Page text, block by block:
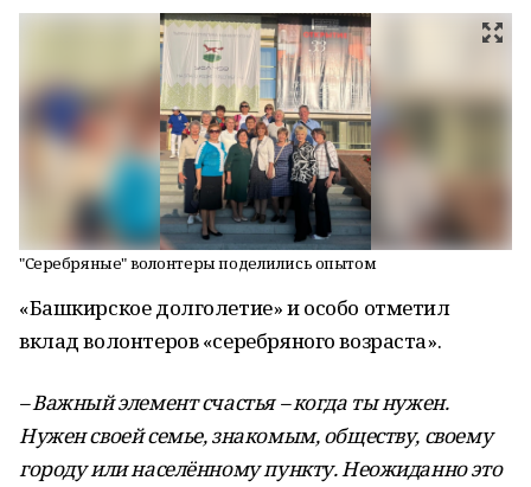
"Серебряные" волонтеры поделились опытом
«Башкирское долголетие» и особо отметил
вклад волонтеров «серебряного возраста».
– Важный элемент счастья – когда ты нужен.
Нужен своей семье, знакомым, обществу, своему
городу или населённому пункту. Неожиданно это